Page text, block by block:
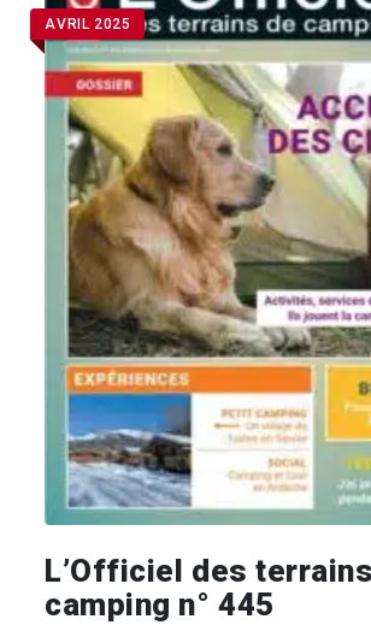
AVRIL 2025
L’Officiel des
camping n° 445